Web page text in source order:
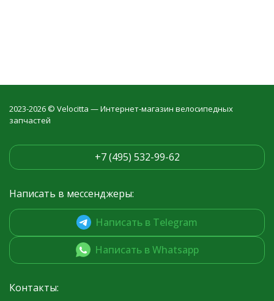
2023-2026 © Velocitta — Интернет-магазин велосипедных
запчастей
+7 (495) 532-99-62
Написать в мессенджеры:
Написать в Telegram
Написать в Whatsapp
Контакты: